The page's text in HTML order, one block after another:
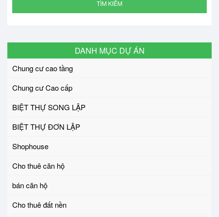
TÌM KIẾM
DANH MỤC DỰ ÁN
Chung cư cao tầng
Chung cư Cao cấp
BIỆT THỰ SONG LẬP
BIỆT THỰ ĐƠN LẬP
Shophouse
Cho thuê căn hộ
bán căn hộ
Cho thuê đất nền